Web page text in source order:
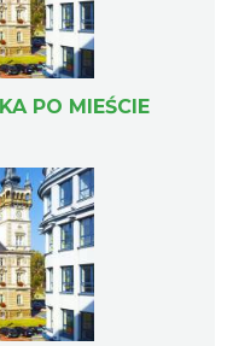
PO MIEŚCIE